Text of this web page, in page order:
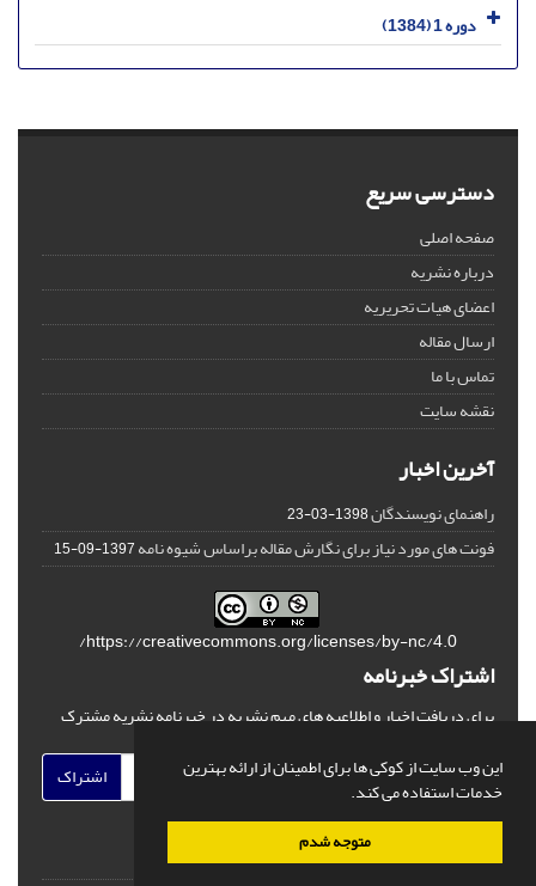
این وب سایت از کوکی ها برای اطمینان از ارائه بهترین
خدمات استفاده می کند.
متوجه شدم
دوره 1 (1384)
دسترسی سریع
صفحه اصلی
درباره نشریه
اعضای هیات تحریریه
ارسال مقاله
تماس با ما
نقشه سایت
آخرین اخبار
راهنمای نویسندگان1398-03-23
فونت های مورد نیاز برای نگارش مقاله براساس شیوه نامه1397-09-15
https://creativecommons.org/licenses/by-nc/4.0/
اشتراک خبرنامه
برای دریافت اخبار و اطلاعیه های مهم نشریه در خبرنامه نشریه مشترک
اشتراک